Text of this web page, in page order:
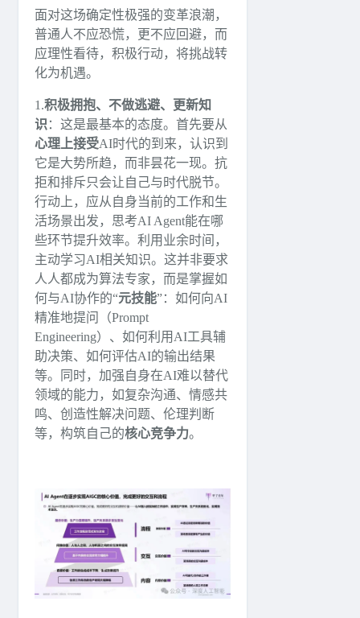
面对这场确定性极强的变革浪潮，
普通人不应恐慌，更不应回避，而
应理性看待，积极行动，将挑战转
化为机遇。
1.积极拥抱、不做逃避、更新知
识 ：这是最基本的态度。首先要从
心理上接受AI时代的到来，认识到
它是大势所趋，而非昙花一现。抗
拒和排斥只会让自己与时代脱节。
行动上，应从自身当前的工作和生
活场景出发，思考AI Agent能在哪
些环节提升效率。利用业余时间，
主动学习AI相关知识。这并非要求
人人都成为算法专家，而是掌握如
何与AI协作的“元技能”：如何向AI
精准地提问（Prompt
Engineering）、如何利用AI工具辅
助决策、如何评估AI的输出结果
等。同时，加强自身在AI难以替代
领域的能力，如复杂沟通、情感共
鸣、创造性解决问题、伦理判断
等，构筑自己的核心竞争力。